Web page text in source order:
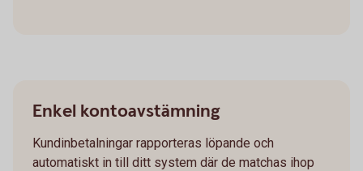
Enkel kontoavstämning
Kundinbetalningar rapporteras löpande och
automatiskt in till ditt system där de matchas ihop